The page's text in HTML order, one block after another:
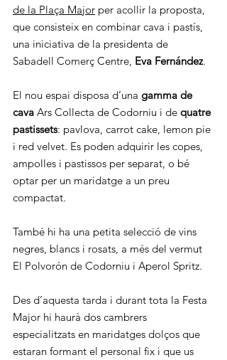
de la Plaça Major per acollir la proposta,
que consisteix en combinar cava i pastís,
una iniciativa de la presidenta de
Sabadell Comerç Centre, Eva Fernández.
El nou espai disposa d’una gamma de
cava Ars Collecta de Codorniu i de quatre
pastissets: pavlova, carrot cake, lemon pie
i red velvet. Es poden adquirir les copes,
ampolles i pastissos per separat, o bé
optar per un maridatge a un preu
compactat.
També hi ha una petita selecció de vins
negres, blancs i rosats, a més del vermut
El Polvorón de Codorniu i Aperol Spritz.
Des d’aquesta tarda i durant tota la Festa
Major hi haurà dos cambrers
especialitzats en maridatges dolços que
estaran formant el personal fix i que us